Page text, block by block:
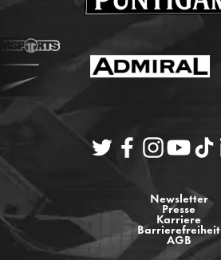
Newsletter
Presse
Karriere
Barrierefreiheit
AGB